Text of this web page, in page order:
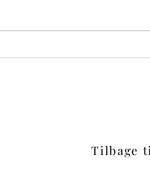
Tilbage